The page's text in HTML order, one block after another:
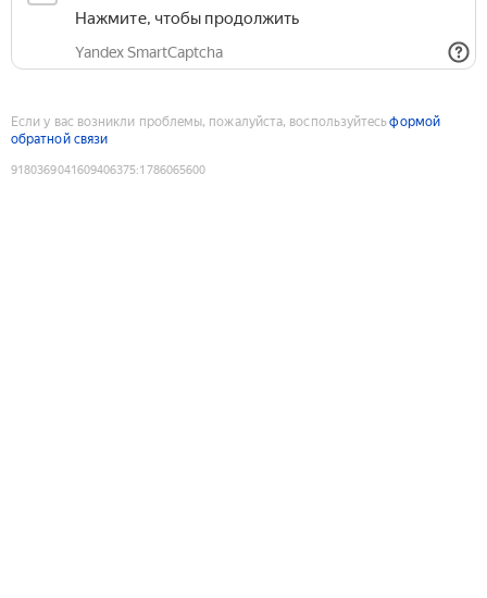
Нажмите, чтобы продолжить
Yandex SmartCaptcha
Если у вас возникли проблемы, пожалуйста, воспользуйтесьформой
обратной связи
9180369041609406375:1786065600